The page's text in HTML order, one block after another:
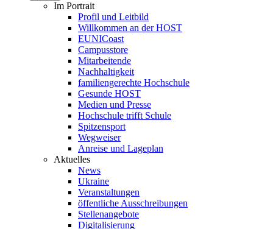
Im Portrait
Profil und Leitbild
Willkommen an der HOST
EUNICoast
Campusstore
Mitarbeitende
Nachhaltigkeit
familiengerechte Hochschule
Gesunde HOST
Medien und Presse
Hochschule trifft Schule
Spitzensport
Wegweiser
Anreise und Lageplan
Aktuelles
News
Ukraine
Veranstaltungen
öffentliche Ausschreibungen
Stellenangebote
Digitalisierung